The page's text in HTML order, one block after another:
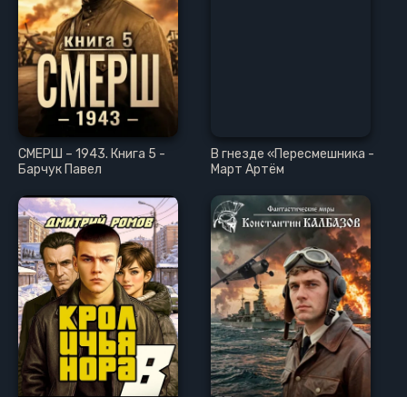
СМЕРШ – 1943. Книга 5 -
Барчук Павел
В гнезде «Пересмешника -
Март Артём